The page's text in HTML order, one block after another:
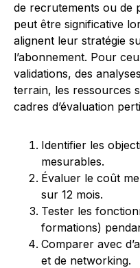
de recrutements ou de
peut être significative
alignent leur stratégie
l’abonnement. Pour
validations, des
terrain, les ressources
cadres d’évaluation
Identifier les
mesurables.
Évaluer le coût
sur 12 mois.
Tester les
formations)
Comparer avec
et de networking.